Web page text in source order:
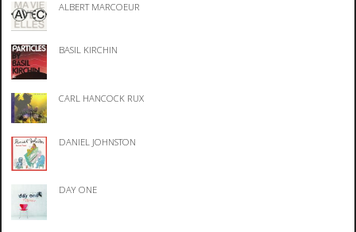
ALBERT MARCOEUR
BASIL KIRCHIN
CARL HANCOCK RUX
DANIEL JOHNSTON
DAY ONE